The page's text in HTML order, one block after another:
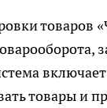
товаров
товары и